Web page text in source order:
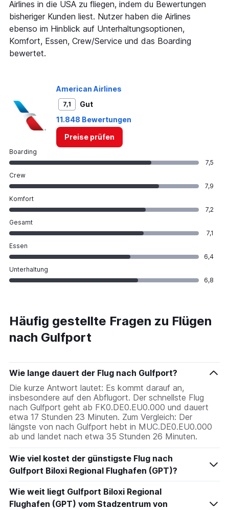
Y
axis
displaying
values.
Range:
0
Airlines in die USA zu fliegen, indem du Bewertungen
bisheriger Kunden liest. Nutzer haben die Airlines
ebenso im Hinblick auf Unterhaltungsoptionen,
Komfort, Essen, Crew/Service und das Boarding
bewertet.
American Airlines
7,1
Gut
11.848 Bewertungen
Preise prüfen
Boarding
7,5
Crew
7,9
Komfort
7,2
Gesamt
7,1
Essen
6,4
Unterhaltung
6,8
Häufig gestellte Fragen zu Flügen
nach Gulfport
Wie lange dauert der Flug nach Gulfport?
Die kurze Antwort lautet: Es kommt darauf an,
insbesondere auf den Abflugort. Der schnellste Flug
nach Gulfport geht ab FK0.DE0.EU0.000 und dauert
etwa 17 Stunden 23 Minuten. Zum Vergleich: Der
längste von nach Gulfport hebt in MUC.DE0.EU0.000
ab und landet nach etwa 35 Stunden 26 Minuten.
Wie viel kostet der günstigste Flug nach
Gulfport Biloxi Regional Flughafen (GPT)?
Wie weit liegt Gulfport Biloxi Regional
Flughafen (GPT) vom Stadzentrum von